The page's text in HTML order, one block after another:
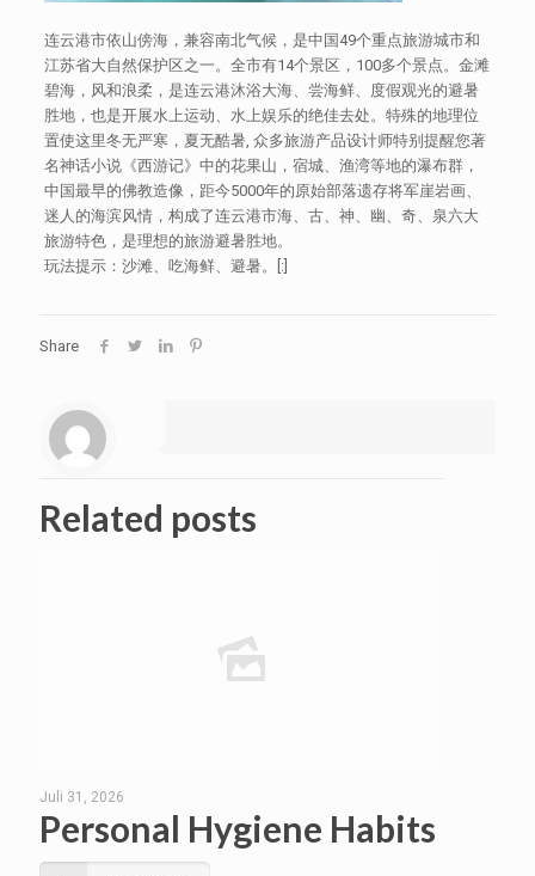
连云港市依山傍海，兼容南北气候，是中国49个重点旅游城市和
江苏省大自然保护区之一。全市有14个景区，100多个景点。金滩
碧海，风和浪柔，是连云港沐浴大海、尝海鲜、度假观光的避暑
胜地，也是开展水上运动、水上娱乐的绝佳去处。特殊的地理位
置使这里冬无严寒，夏无酷暑, 众多旅游产品设计师特别提醒您著
名神话小说《西游记》中的花果山，宿城、渔湾等地的瀑布群，
中国最早的佛教造像，距今5000年的原始部落遗存将军崖岩画、
迷人的海滨风情，构成了连云港市海、古、神、幽、奇、泉六大
旅游特色，是理想的旅游避暑胜地。
玩法提示：沙滩、吃海鲜、避暑。[:]
Share
Related posts
Juli 31, 2026
Personal Hygiene Habits